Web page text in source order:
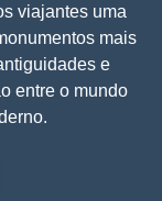
viajantes uma
mais
e
entre o mundo